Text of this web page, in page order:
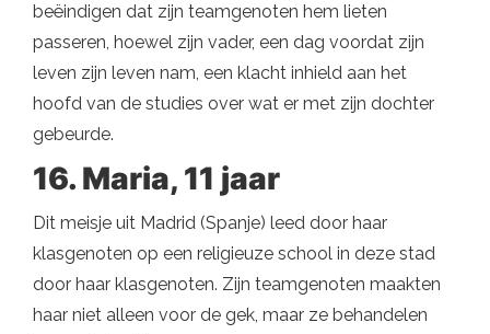
beëindigen dat zijn teamgenoten hem lieten
passeren, hoewel zijn vader, een dag voordat zijn
leven zijn leven nam, een klacht inhield aan het
hoofd van de studies over wat er met zijn dochter
gebeurde.
16. Maria, 11 jaar
Dit meisje uit Madrid (Spanje) leed door haar
klasgenoten op een religieuze school in deze stad
door haar klasgenoten. Zijn teamgenoten maakten
haar niet alleen voor de gek, maar ze behandelen